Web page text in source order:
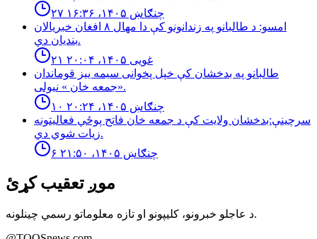
۲۷ چنګاښ ۱۴۰۵، ۱۶:۳۶
امسو: د طالبانو په زندانونو كې دا مهال ٨ افغان خبريالان
بنديان دي.
۲۱ غویی ۱۴۰۵، ۲۰:۰۴
طالبانو په بدخشان كې خپل پخوانى سيمه ييز قوماندان
«جمعه خان » نيولى.
۱۰ چنګاښ ۱۴۰۵، ۲۰:۲۴
سرچینې:بدخشان ولایت کې د جمعه خان فاتح پوځي فعالیتونه
زیات شوي دي.
۶ چنګاښ ۱۴۰۵، ۲۱:۵۰
موږ تعقیب کړئ
د عاجلو خبرونو، کلیپونو او تازه معلوماتو رسمي چینلونه.